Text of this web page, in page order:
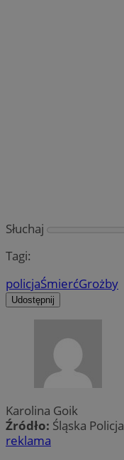
Słuchaj
Tagi:
policjaŚmierćGrożby
Udostępnij
Karolina Goik
Źródło: Śląska Policja
reklama